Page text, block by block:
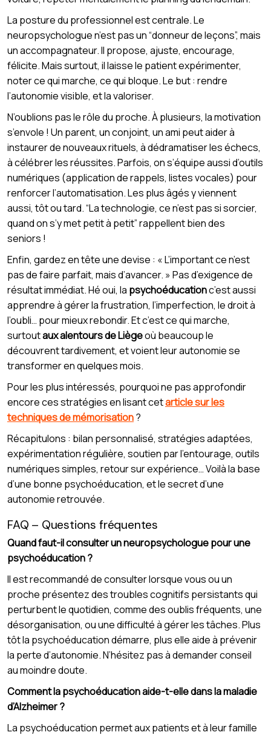
La posture du professionnel est centrale. Le
neuropsychologue n’est pas un “donneur de leçons”, mais
un accompagnateur. Il propose, ajuste, encourage,
félicite. Mais surtout, il laisse le patient expérimenter,
noter ce qui marche, ce qui bloque. Le but : rendre
l’autonomie visible, et la valoriser.
N’oublions pas le rôle du proche. À plusieurs, la motivation
s’envole ! Un parent, un conjoint, un ami peut aider à
instaurer de nouveaux rituels, à dédramatiser les échecs,
à célébrer les réussites. Parfois, on s’équipe aussi d’outils
numériques (application de rappels, listes vocales) pour
renforcer l’automatisation. Les plus âgés y viennent
aussi, tôt ou tard. “La technologie, ce n’est pas si sorcier,
quand on s’y met petit à petit” rappellent bien des
seniors !
Enfin, gardez en tête une devise : « L’important ce n’est
pas de faire parfait, mais d’avancer. » Pas d’exigence de
résultat immédiat. Hé oui, la psychoéducationc’est aussi
apprendre à gérer la frustration, l’imperfection, le droit à
l’oubli… pour mieux rebondir. Et c’est ce qui marche,
surtoutaux alentours de Liègeoù beaucoup le
découvrent tardivement, et voient leur autonomie se
transformer en quelques mois.
Pour les plus intéressés, pourquoi ne pas approfondir
encore ces stratégies en lisant cetarticle sur les
techniques de mémorisation?
Récapitulons : bilan personnalisé, stratégies adaptées,
expérimentation régulière, soutien par l’entourage, outils
numériques simples, retour sur expérience… Voilà la base
d’une bonne psychoéducation, et le secret d’une
autonomie retrouvée.
FAQ – Questions fréquentes
Quand faut-il consulter un neuropsychologue pour une
psychoéducation ?
Il est recommandé de consulter lorsque vous ou un
proche présentez des troubles cognitifs persistants qui
perturbent le quotidien, comme des oublis fréquents, une
désorganisation, ou une difficulté à gérer les tâches. Plus
tôt la psychoéducation démarre, plus elle aide à prévenir
la perte d’autonomie. N’hésitez pas à demander conseil
au moindre doute.
Comment la psychoéducation aide-t-elle dans la maladie
d’Alzheimer ?
La psychoéducation permet aux patients et à leur famille